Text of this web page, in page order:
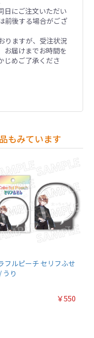
日にご注文いただい
前後する場合がござ
りますが、受注状況
お届けまでお時間を
じめご了承くださ
もみています
フルピーチ セリフふせ
うり
￥550